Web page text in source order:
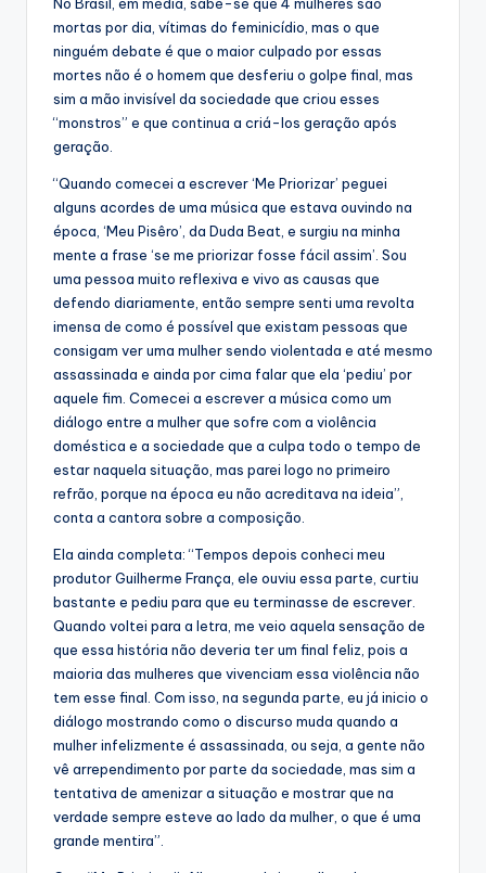
No Brasil, em média, sabe-se que 4 mulheres são
mortas por dia, vítimas do feminicídio, mas o que
ninguém debate é que o maior culpado por essas
mortes não é o homem que desferiu o golpe final, mas
sim a mão invisível da sociedade que criou esses
“monstros” e que continua a criá-los geração após
geração.
“Quando comecei a escrever ‘Me Priorizar’ peguei
alguns acordes de uma música que estava ouvindo na
época, ‘Meu Pisêro’, da Duda Beat, e surgiu na minha
mente a frase ‘se me priorizar fosse fácil assim’. Sou
uma pessoa muito reflexiva e vivo as causas que
defendo diariamente, então sempre senti uma revolta
imensa de como é possível que existam pessoas que
consigam ver uma mulher sendo violentada e até mesmo
assassinada e ainda por cima falar que ela ‘pediu’ por
aquele fim. Comecei a escrever a música como um
diálogo entre a mulher que sofre com a violência
doméstica e a sociedade que a culpa todo o tempo de
estar naquela situação, mas parei logo no primeiro
refrão, porque na época eu não acreditava na ideia”,
conta a cantora sobre a composição.
Ela ainda completa: “Tempos depois conheci meu
produtor Guilherme França, ele ouviu essa parte, curtiu
bastante e pediu para que eu terminasse de escrever.
Quando voltei para a letra, me veio aquela sensação de
que essa história não deveria ter um final feliz, pois a
maioria das mulheres que vivenciam essa violência não
tem esse final. Com isso, na segunda parte, eu já inicio o
diálogo mostrando como o discurso muda quando a
mulher infelizmente é assassinada, ou seja, a gente não
vê arrependimento por parte da sociedade, mas sim a
tentativa de amenizar a situação e mostrar que na
verdade sempre esteve ao lado da mulher, o que é uma
grande mentira”.